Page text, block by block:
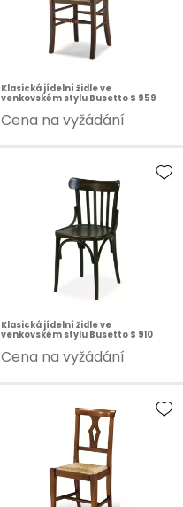
Klasická jídelní židle ve
venkovském stylu Busetto S 959
Cena na vyžádání
Klasická jídelní židle ve
venkovském stylu Busetto S 910
Cena na vyžádání